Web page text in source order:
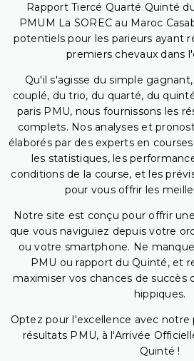
Rapport Tiercé Quarté Quinté
PMUM La SOREC au Maroc
potentiels pour les parieurs ayant
premiers chevaux dans
Qu'il s'agisse du simple
couplé, du trio, du quarté, du
paris PMU, nous fournissons les
complets. Nos analyses et
élaborés par des experts en
les statistiques, les
conditions de la course, et les
pour vous offrir les
Notre site est conçu pour offrir
que vous naviguiez depuis votre
ou votre smartphone. Ne
PMU ou rapport du Quinté, et
maximiser vos chances de succès
hippiques.
Optez pour l'excellence avec
résultats PMU, à l'Arrivée
Quinté !